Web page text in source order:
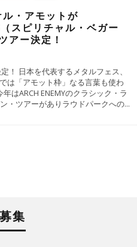
・アモットが
スピリチャル・ベガー
アー決定！
！ 日本を代表するメタルフェス、
は「アモット枠」なる言葉も使わ
はARCH ENEMYのクラシック・ラ
・ツアーがありラウドパークへの...
集